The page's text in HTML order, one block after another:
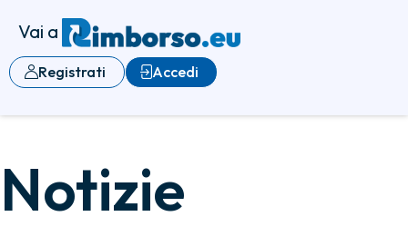
Vai a
Accedi
Registrati
Notizie